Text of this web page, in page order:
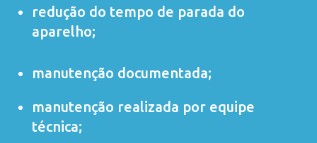
redução do tempo de parada do
aparelho;
manutenção documentada;
manutenção realizada por equipe
técnica;